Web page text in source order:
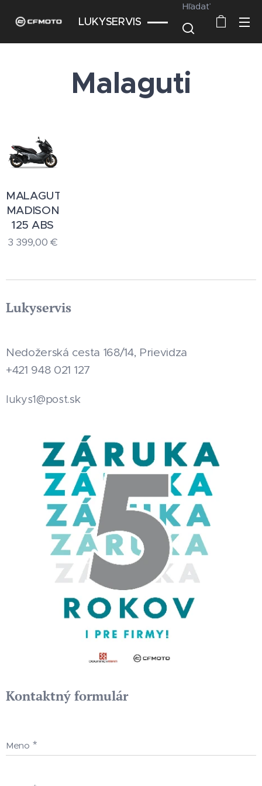
LUKYSERVIS
Hľadať
Malaguti
MALAGUTI
MADISON
125 ABS
3 399,00 €
Lukyservis
Nedožerská cesta 168/14, Prievidza
+421 948 021 127
lukys1@post.sk
Kontaktný formulár
Meno